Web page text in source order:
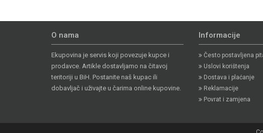
O nama
Ekupovina je servis koji povezuje kupce i
prodavce. Artikle dostavljamo na čitavoj
teritoriji u BiH. Postanite naš kupac ili
dobavljač i uživajte u čarima online kupovine.
Informacije
Često postavljena
Uslovi korištenja
Dostava i plaćanje
Reklamacije
Povrat i zamjena